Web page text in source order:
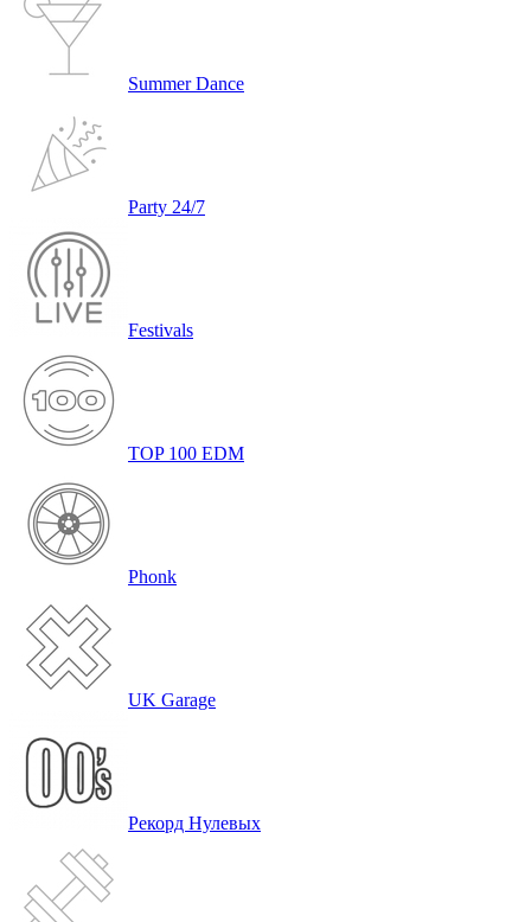
Summer Dance
Party 24/7
Festivals
TOP 100 EDM
Phonk
UK Garage
Рекорд Нулевых